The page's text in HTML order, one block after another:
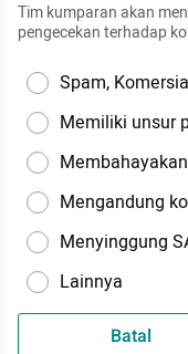
Tim kumparan akan
pengecekan terhadap
Spam,
Memiliki unsur
Mengandung
Menyinggung
Lainnya
Batal